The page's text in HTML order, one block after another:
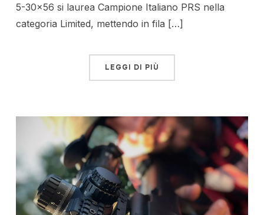
5-30×56 si laurea Campione Italiano PRS nella
categoria Limited, mettendo in fila […]
LEGGI DI PIÙ